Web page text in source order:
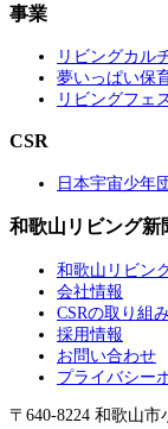
事業
リビングカル
夢いっぱい保
リビングフェ
CSR
日本宇宙少年
和歌山リビング新
和歌山リビン
会社情報
CSRの取り組
採用情報
お問い合わせ
プライバシー
〒640-8224 和歌山